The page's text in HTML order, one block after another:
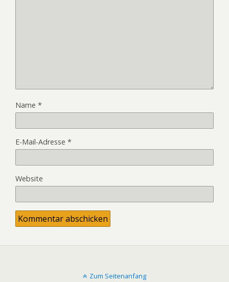
Name *
E-Mail-Adresse *
Website
Zum Seitenanfang